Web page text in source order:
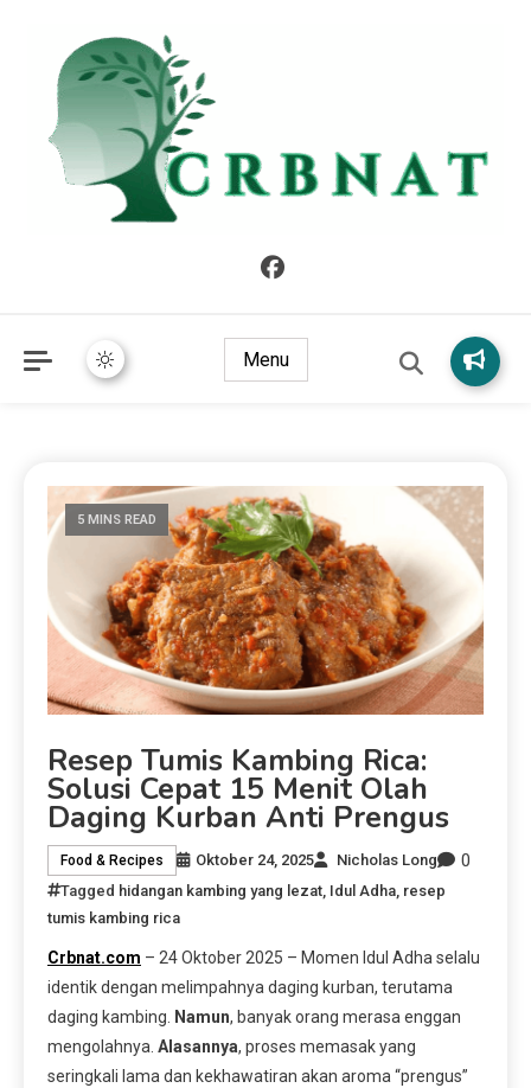
Menu
5 MINS READ
Resep Tumis Kambing Rica:
Solusi Cepat 15 Menit Olah
Daging Kurban Anti Prengus
Food & Recipes Oktober 24, 2025 Nicholas Long 0
Tagged hidangan kambing yang lezat Idul Adha resep
tumis kambing rica
Crbnat.com – 24 Oktober 2025 – Momen Idul Adha selalu
identik dengan melimpahnya daging kurban, terutama
daging kambing.
Namun, banyak orang merasa enggan
mengolahnya. Alasannya, proses memasak yang
seringkali lama dan kekhawatiran akan aroma “prengus”